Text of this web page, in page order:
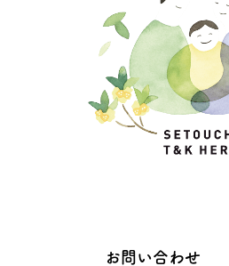
お問い合わせ